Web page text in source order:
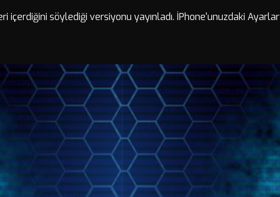
içerdiğini söylediği versiyonu yayınladı. İPhone'unuzdaki Ayarlar